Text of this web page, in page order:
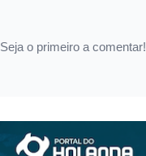
Seja o primeiro a comentar!